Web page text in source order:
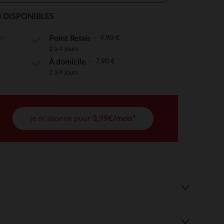
de confidentialité, en garantissant la conformité avec
Point Relais 4,90 €
2 à 4 jours
À domicile 7,90 €
2 à 4 jours
je m'abonne pour 3,99€/mois*